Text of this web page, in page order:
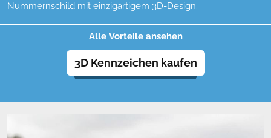
Nummernschild mit einzigartigem 3D-Design.
Hochwertige Qualität
Du legst bei Deinem Fahrzeug Wert auf Qualität? Dann bist
Du bei uns richtig! Flexibel und biegsam wirst Du Dein neues
Kennzeichen kaum wiedererkennen.
Alle Vorteile ansehen
3D Kennzeichen kaufen